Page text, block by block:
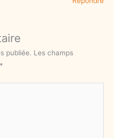
publiée. Les champs
*